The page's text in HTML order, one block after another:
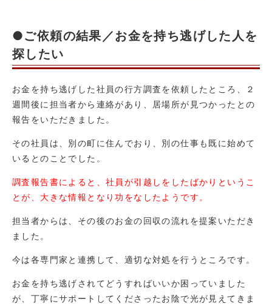
●ご依頼の結果／お金を持ち逃げした人を
探したい
お金を持ち逃げした社員の行方調査を依頼したところ、２
週間後に担当者から連絡があり、居場所が見つかったとの
報告をいただきました。
その社員は、別の町に住んでおり、別の仕事も既に始めて
いるとのことでした。
調査報告書によると、社員が引越しをしたばかりというこ
とが、大きな情報となり功をなしたようです。
担当者からは、その後のお金の回収の流れを提案いただき
ました。
今は各専門家と連携して、適切な対処を行うところです。
お金を持ち逃げされてどうすればいいか困っていました
が、丁寧にサポートしてくださったお陰で光が見えてきま